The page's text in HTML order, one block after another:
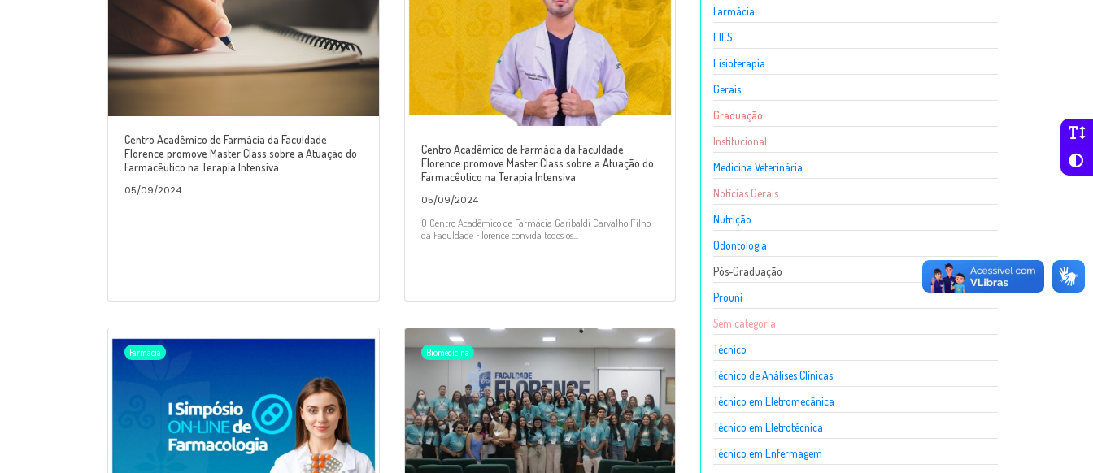
Centro Acadêmico de Farmácia da Faculdade
Florence promove Master Class sobre a Atuação do
Farmacêutico na Terapia Intensiva
05/09/2024
Centro Acadêmico de Farmácia da Faculdade
Florence promove Master Class sobre a Atuação do
Farmacêutico na Terapia Intensiva
05/09/2024
O Centro Acadêmico de Farmácia Garibaldi Carvalho Filho
da Faculdade Florence convida todos os...
Farmácia Biomedicina
Farmácia
FIES
Fisioterapia
Gerais
Graduação
Institucional
Medicina Veterinária
Notícias Gerais
Nutrição
Odontologia
Pós-Graduação
Prouni
Sem categoria
Técnico
Técnico de Análises Clínicas
Técnico em Eletromecânica
Técnico em Eletrotécnica
Técnico em Enfermagem